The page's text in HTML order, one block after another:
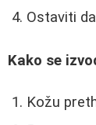
Ostaviti
Kako se
Kožu